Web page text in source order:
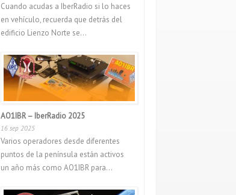
Cuando acudas a IberRadio si lo haces
en vehículo, recuerda que detrás del
edificio Lienzo Norte se...
AO1IBR – IberRadio 2025
16 sep 2025
Varios operadores desde diferentes
puntos de la península están activos
un año más como AO1IBR para...